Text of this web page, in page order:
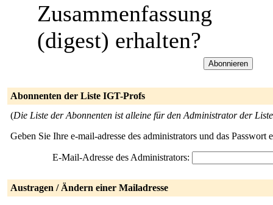
Zusammenfassung
(digest) erhalten?
Abonnenten der Liste IGT-Profs
(Die Liste der Abonnenten ist alleine für den Administrator der
Geben Sie Ihre e-mail-adresse des administrators und das
E-Mail-Adresse des Administrators:
Austragen / Ändern einer Mailadresse